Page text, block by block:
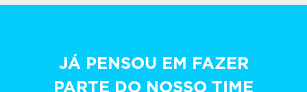
JÁ PENSOU EM FAZER
PARTE DO NOSSO TIME